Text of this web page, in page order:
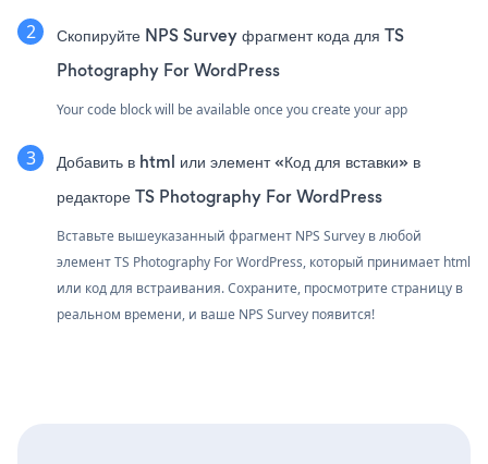
Скопируйте NPS Survey фрагмент кода для TS
Photography For WordPress
Your code block will be available once you create your app
Добавить в html или элемент «Код для вставки» в
редакторе TS Photography For WordPress
Вставьте вышеуказанный фрагмент NPS Survey в любой
элемент TS Photography For WordPress, который принимает html
или код для встраивания. Сохраните, просмотрите страницу в
реальном времени, и ваше NPS Survey появится!